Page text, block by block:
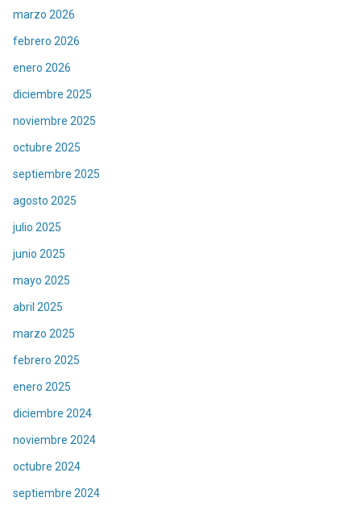
marzo 2026
febrero 2026
enero 2026
diciembre 2025
noviembre 2025
octubre 2025
septiembre 2025
agosto 2025
julio 2025
junio 2025
mayo 2025
abril 2025
marzo 2025
febrero 2025
enero 2025
diciembre 2024
noviembre 2024
octubre 2024
septiembre 2024